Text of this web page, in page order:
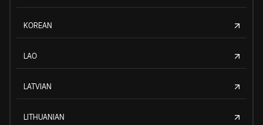
KOREAN
LAO
LATVIAN
LITHUANIAN